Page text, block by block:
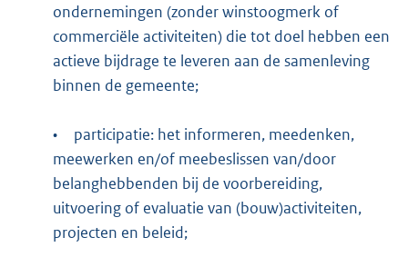
ondernemingen (zonder winstoogmerk of
commerciële activiteiten) die tot doel hebben een
actieve bijdrage te leveren aan de samenleving
binnen de gemeente;
•
participatie: het informeren, meedenken,
meewerken en/of meebeslissen van/door
belanghebbenden bij de voorbereiding,
uitvoering of evaluatie van (bouw)activiteiten,
projecten en beleid;